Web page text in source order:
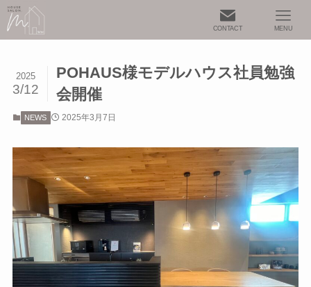
CONTACT MENU
POHAUS様モデルハウス社員勉強
会開催
2025
3/12
NEWS 2025年3月7日